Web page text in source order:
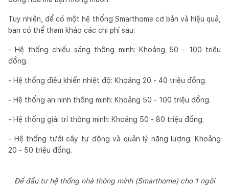
Tuy nhiên, để có một hệ thống Smarthome cơ bản và hiệu quả,
bạn có thể tham khảo các chi phí sau:
- Hệ thống chiếu sáng thông minh: Khoảng 50 - 100 triệu
đồng.
- Hệ thống điều khiển nhiệt độ: Khoảng 20 - 40 triệu đồng.
- Hệ thống an ninh thông minh: Khoảng 50 - 100 triệu đồng.
- Hệ thống giải trí thông minh: Khoảng 50 - 80 triệu đồng.
- Hệ thống tưới cây tự động và quản lý năng lượng: Khoảng
20 - 50 triệu đồng.
Để đầu tư hệ thống nhà thông minh (Smarthome) cho 1 ngôi